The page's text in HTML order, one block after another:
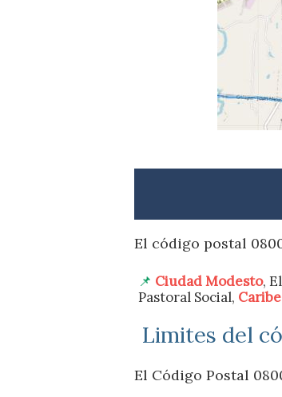
El código postal
Ciudad Modesto,
Pastoral Social,
Limites del
El Código Postal